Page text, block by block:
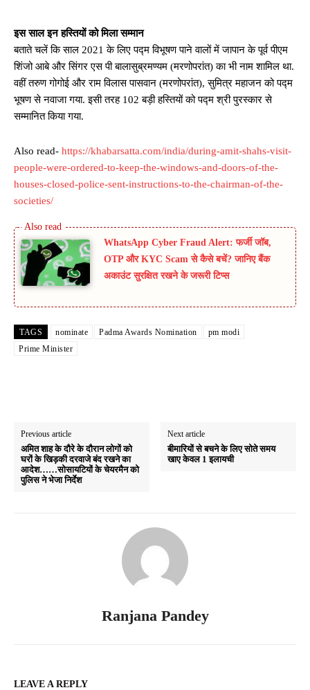
इस साल इन हस्तियों को मिला सम्मान
बताते चलें कि साल 2021 के लिए पद्म विभूषण पाने वालों में जापान के पूर्व पीएम
शिंजो आबे और सिंगर एस पी बालासुब्रमण्यम (मरणोपरांत) का भी नाम शामिल था.
वहीं तरुण गोगोई और राम विलास पासवान (मरणोपरांत), सुमित्र महाजन को पद्म
भूषण से नवाजा गया. इसी तरह 102 बड़ी हस्तियों को पद्म श्री पुरस्कार से
सम्मानित किया गया.
Also read- https://khabarsatta.com/india/during-amit-shahs-visit-
people-were-ordered-to-keep-the-windows-and-doors-of-the-
houses-closed-police-sent-instructions-to-the-chairman-of-the-
societies/
WhatsApp Cyber Fraud Alert: फर्जी जॉब,
OTP और KYC Scam से कैसे बचें? जानिए बैंक
अकाउंट सुरक्षित रखने के जरूरी टिप्स
TAGS nominate Padma Awards Nomination
pm modi
Prime Minister
Previous article
अमित शाह के दौरे के दौरान लोगों को
घरों के खिड़की दरवाजे बंद रखने का
आदेश……सोसायटियों के चेयरमैन को
पुलिस ने भेजा निर्देश
Next article
बीमारियों से बचने के लिए सोते समय
खाए केवल 1 इलायची
Ranjana Pandey
LEAVE A REPLY